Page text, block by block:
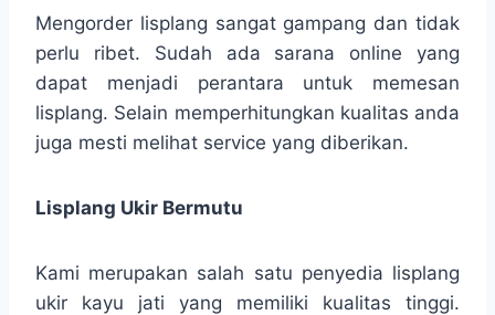
Mengorder lisplang sangat gampang dan tidak
perlu ribet. Sudah ada sarana online yang
dapat menjadi perantara untuk memesan
lisplang. Selain memperhitungkan kualitas anda
juga mesti melihat service yang diberikan.
Lisplang Ukir Bermutu
Kami merupakan salah satu penyedia lisplang
ukir kayu jati yang memiliki kualitas tinggi.